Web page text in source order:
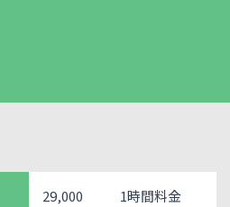
29,000
1時間料金